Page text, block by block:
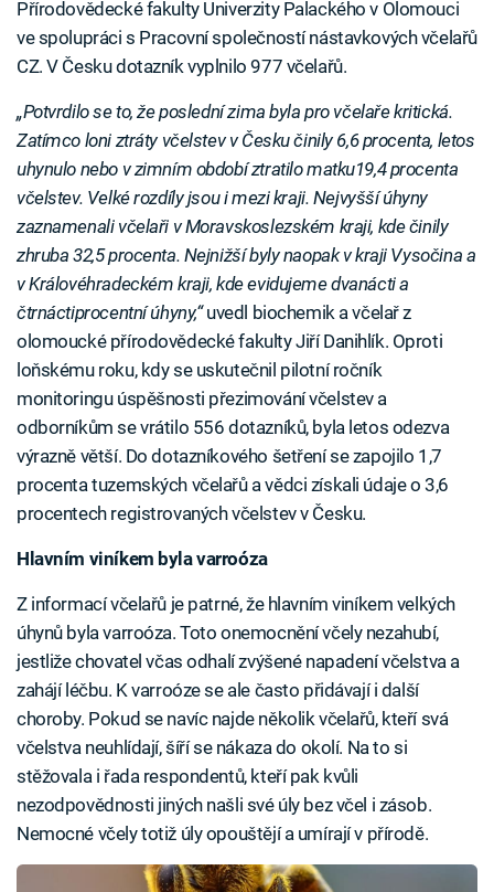
Přírodovědecké fakulty Univerzity Palackého v Olomouci
ve spolupráci s Pracovní společností nástavkových včelařů
CZ. V Česku dotazník vyplnilo 977 včelařů.
„Potvrdilo se to, že poslední zima byla pro včelaře kritická.
Zatímco loni ztráty včelstev v Česku činily 6,6 procenta, letos
uhynulo nebo v zimním období ztratilo matku19,4 procenta
včelstev. Velké rozdíly jsou i mezi kraji. Nejvyšší úhyny
zaznamenali včelaři v Moravskoslezském kraji, kde činily
zhruba 32,5 procenta. Nejnižší byly naopak v kraji Vysočina a
v Královéhradeckém kraji, kde evidujeme dvanácti a
čtrnáctiprocentní úhyny,“uvedl biochemik a včelař z
olomoucké přírodovědecké fakulty Jiří Danihlík. Oproti
loňskému roku, kdy se uskutečnil pilotní ročník
monitoringu úspěšnosti přezimování včelstev a
odborníkům se vrátilo 556 dotazníků, byla letos odezva
výrazně větší. Do dotazníkového šetření se zapojilo 1,7
procenta tuzemských včelařů a vědci získali údaje o 3,6
procentech registrovaných včelstev v Česku.
Hlavním viníkem byla varroóza
Z informací včelařů je patrné, že hlavním viníkem velkých
úhynů byla varroóza. Toto onemocnění včely nezahubí,
jestliže chovatel včas odhalí zvýšené napadení včelstva a
zahájí léčbu. K varroóze se ale často přidávají i další
choroby. Pokud se navíc najde několik včelařů, kteří svá
včelstva neuhlídají, šíří se nákaza do okolí. Na to si
stěžovala i řada respondentů, kteří pak kvůli
nezodpovědnosti jiných našli své úly bez včel i zásob.
Nemocné včely totiž úly opouštějí a umírají v přírodě.